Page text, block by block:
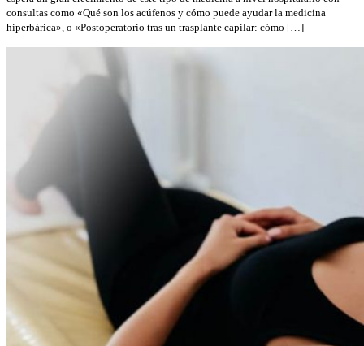
consultas como «Qué son los acúfenos y cómo puede ayudar la medicina
hiperbárica», o «Postoperatorio tras un trasplante capilar: cómo […]